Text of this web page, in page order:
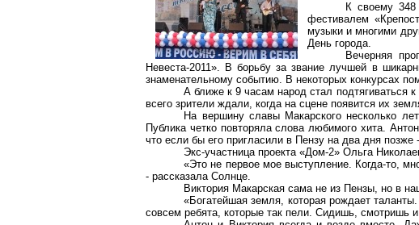
К своему 348
фестивалем
музыки и многими
День города.
Вечерняя
Невеста-2011». В борьбу за звание лучшей в
знаменательному событию. В некоторых конкурсах
А ближе к 9 часам народ стал подтягиваться
всего зрители ждали, когда на сцене появится их
На вершину славы Макарского несколько
Публика четко повторяла слова любимого хита.
что если бы его пригласили в Пензу на два дня
Экс-участница проекта «Дом-2» Ольга
«Это не первое мое выступление. Когда-то,
- рассказала Солнце.
Виктория Макарская сама не из Пензы, но в
«Богатейшая земля, которая рождает
совсем ребята, которые так пели. Сидишь, смотришь